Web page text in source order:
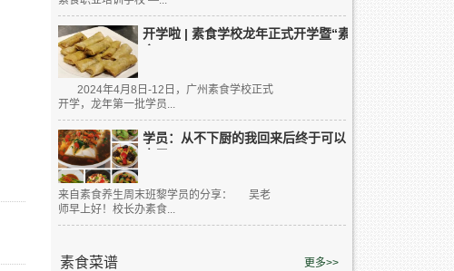
开学啦 | 素食学校龙年正式开学暨“素
食...
2024年4月8日-12日，广州素食学校正式
开学，龙年第一批学员...
学员：从不下厨的我回来后终于可以
来自素食养生周末班黎学员的分享： 吴老
师早上好！校长办素食...
素食菜谱 更多>>